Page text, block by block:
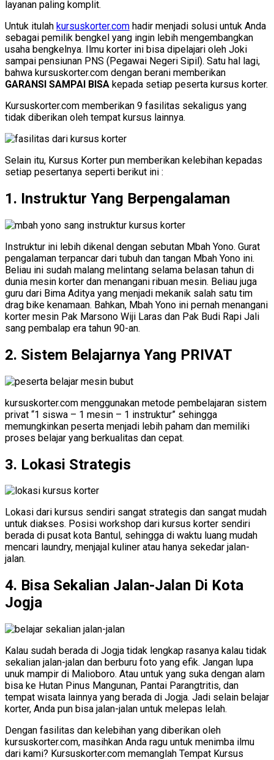
layanan paling komplit.
Untuk itulah kursuskorter.com hadir menjadi solusi untuk Anda
sebagai pemilik bengkel yang ingin lebih mengembangkan
usaha bengkelnya. Ilmu korter ini bisa dipelajari oleh Joki
sampai pensiunan PNS (Pegawai Negeri Sipil). Satu hal lagi,
bahwa kursuskorter.com dengan berani memberikan
GARANSI SAMPAI BISA kepada setiap peserta kursus korter.
Kursuskorter.com memberikan 9 fasilitas sekaligus yang
tidak diberikan oleh tempat kursus lainnya.
Selain itu, Kursus Korter pun memberikan kelebihan kepadas
setiap pesertanya seperti berikut ini :
1. Instruktur Yang Berpengalaman
Instruktur ini lebih dikenal dengan sebutan Mbah Yono. Gurat
pengalaman terpancar dari tubuh dan tangan Mbah Yono ini.
Beliau ini sudah malang melintang selama belasan tahun di
dunia mesin korter dan menangani ribuan mesin. Beliau juga
guru dari Bima Aditya yang menjadi mekanik salah satu tim
drag bike kenamaan. Bahkan, Mbah Yono ini pernah menangani
korter mesin Pak Marsono Wiji Laras dan Pak Budi Rapi Jali
sang pembalap era tahun 90-an.
2. Sistem Belajarnya Yang PRIVAT
kursuskorter.com menggunakan metode pembelajaran sistem
privat “1 siswa – 1 mesin – 1 instruktur” sehingga
memungkinkan peserta menjadi lebih paham dan memiliki
proses belajar yang berkualitas dan cepat.
3. Lokasi Strategis
Lokasi dari kursus sendiri sangat strategis dan sangat mudah
untuk diakses. Posisi workshop dari kursus korter sendiri
berada di pusat kota Bantul, sehingga di waktu luang mudah
mencari laundry, menjajal kuliner atau hanya sekedar jalan-
jalan.
4. Bisa Sekalian Jalan-Jalan Di Kota
Jogja
Kalau sudah berada di Jogja tidak lengkap rasanya kalau tidak
sekalian jalan-jalan dan berburu foto yang efik. Jangan lupa
unuk mampir di Malioboro. Atau untuk yang suka dengan alam
bisa ke Hutan Pinus Mangunan, Pantai Parangtritis, dan
tempat wisata lainnya yang berada di Jogja. Jadi selain belajar
korter, Anda pun bisa jalan-jalan untuk melepas lelah.
Dengan fasilitas dan kelebihan yang diberikan oleh
kursuskorter.com, masihkan Anda ragu untuk menimba ilmu
dari kami? Kursuskorter.com memanglah Tempat Kursus